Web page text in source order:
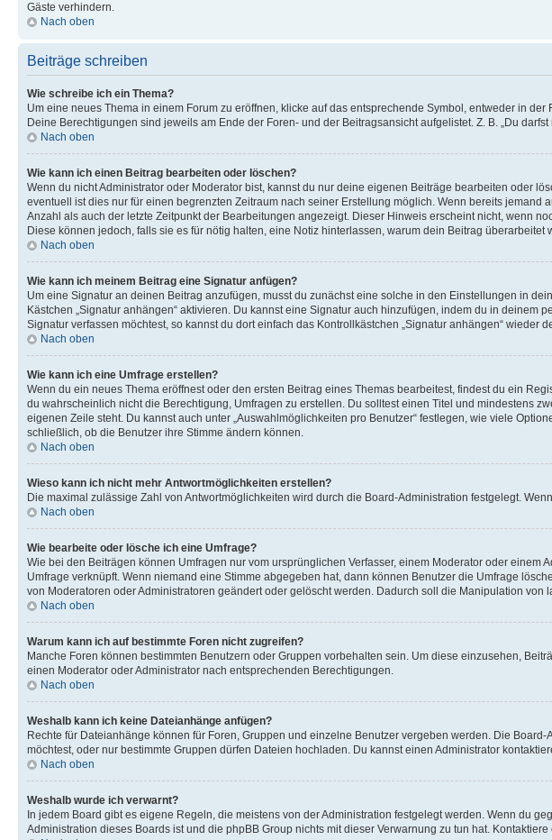
Gäste verhindern.
Nach oben
Beiträge schreiben
Wie schreibe ich ein Thema?
Um eine neues Thema in einem Forum zu eröffnen, klicke auf das entsprechende Symbol, entweder in
Deine Berechtigungen sind jeweils am Ende der Foren- und der Beitragsansicht aufgelistet. Z. B. „Du
Nach oben
Wie kann ich einen Beitrag bearbeiten oder löschen?
Wenn du nicht Administrator oder Moderator bist, kannst du nur deine eigenen Beiträge bearbeiten oder
eventuell ist dies nur für einen begrenzten Zeitraum nach seiner Erstellung möglich. Wenn bereits
Anzahl als auch der letzte Zeitpunkt der Bearbeitungen angezeigt. Dieser Hinweis erscheint nicht, wenn
Diese können jedoch, falls sie es für nötig halten, eine Notiz hinterlassen, warum dein Beitrag
Nach oben
Wie kann ich meinem Beitrag eine Signatur anfügen?
Um eine Signatur an deinen Beitrag anzufügen, musst du zunächst eine solche in den Einstellungen in
Kästchen „Signatur anhängen“ aktivieren. Du kannst eine Signatur auch hinzufügen, indem du in
Signatur verfassen möchtest, so kannst du dort einfach das Kontrollkästchen „Signatur anhängen“ wieder
Nach oben
Wie kann ich eine Umfrage erstellen?
Wenn du ein neues Thema eröffnest oder den ersten Beitrag eines Themas bearbeitest, findest du ein
du wahrscheinlich nicht die Berechtigung, Umfragen zu erstellen. Du solltest einen Titel und mindestens
eigenen Zeile steht. Du kannst auch unter „Auswahlmöglichkeiten pro Benutzer“ festlegen, wie viele
schließlich, ob die Benutzer ihre Stimme ändern können.
Nach oben
Wieso kann ich nicht mehr Antwortmöglichkeiten erstellen?
Die maximal zulässige Zahl von Antwortmöglichkeiten wird durch die Board-Administration festgelegt.
Nach oben
Wie bearbeite oder lösche ich eine Umfrage?
Wie bei den Beiträgen können Umfragen nur vom ursprünglichen Verfasser, einem Moderator oder
Umfrage verknüpft. Wenn niemand eine Stimme abgegeben hat, dann können Benutzer die Umfrage
von Moderatoren oder Administratoren geändert oder gelöscht werden. Dadurch soll die Manipulation von
Nach oben
Warum kann ich auf bestimmte Foren nicht zugreifen?
Manche Foren können bestimmten Benutzern oder Gruppen vorbehalten sein. Um diese einzusehen,
einen Moderator oder Administrator nach entsprechenden Berechtigungen.
Nach oben
Weshalb kann ich keine Dateianhänge anfügen?
Rechte für Dateianhänge können für Foren, Gruppen und einzelne Benutzer vergeben werden. Die
möchtest, oder nur bestimmte Gruppen dürfen Dateien hochladen. Du kannst einen Administrator
Nach oben
Weshalb wurde ich verwarnt?
In jedem Board gibt es eigene Regeln, die meistens von der Administration festgelegt werden. Wenn du
Administration dieses Boards ist und die phpBB Group nichts mit dieser Verwarnung zu tun hat.